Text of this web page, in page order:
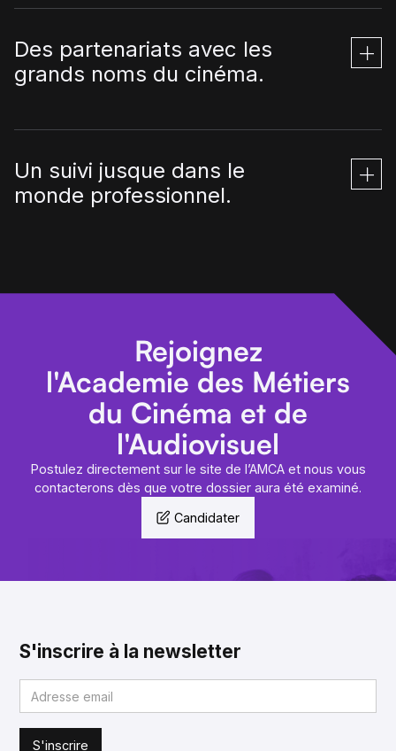
Des partenariats avec les
grands noms du cinéma.
Un suivi jusque dans le
monde professionnel.
Rejoignez
l'Academie des Métiers
du Cinéma et de
l'Audiovisuel
Postulez directement sur le site de l’AMCA et nous vous
contacterons dès que votre dossier aura été examiné.
Candidater
S'inscrire à la newsletter